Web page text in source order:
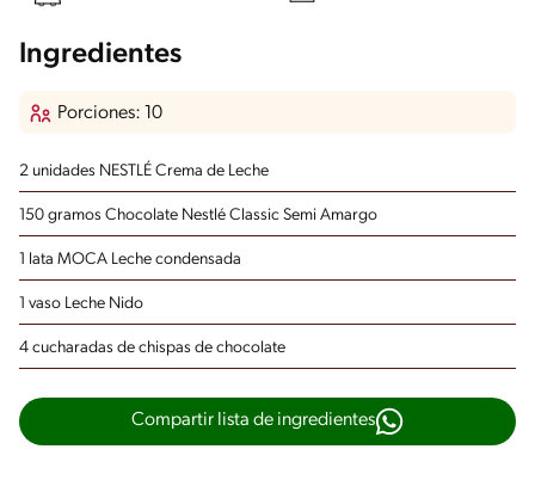
Ingredientes
Porciones: 10
2 unidades NESTLÉ Crema de Leche
150 gramos Chocolate Nestlé Classic Semi Amargo
1 lata MOCA Leche condensada
1 vaso Leche Nido
4 cucharadas de chispas de chocolate
Compartir lista de ingredientes